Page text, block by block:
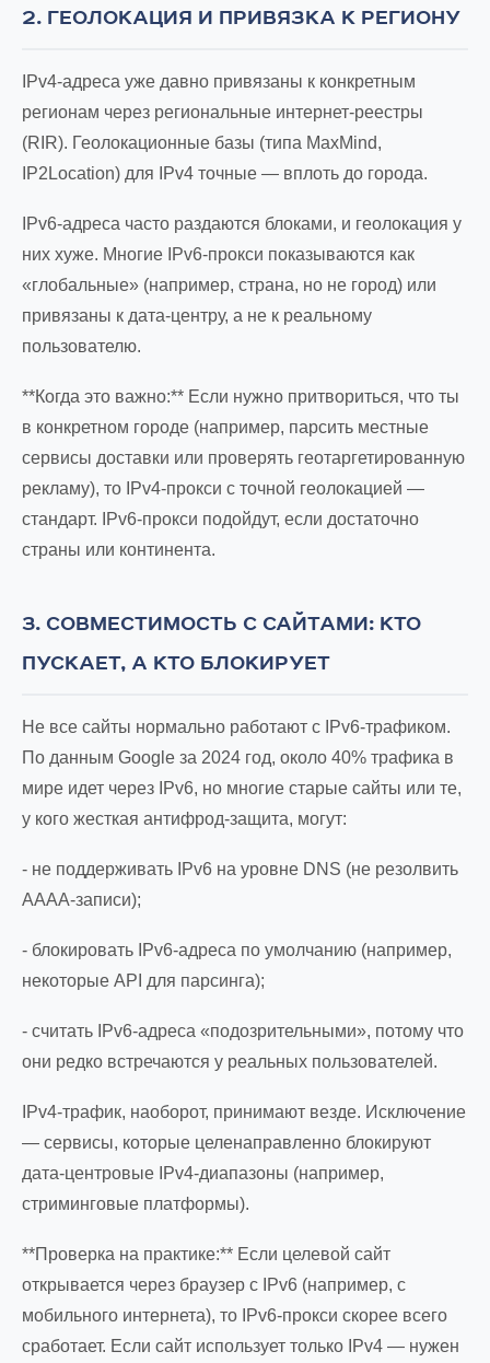
2. ГЕОЛОКАЦИЯ И ПРИВЯЗКА К РЕГИОНУ
IPv4-адреса уже давно привязаны к конкретным
регионам через региональные интернет-реестры
(RIR). Геолокационные базы (типа MaxMind,
IP2Location) для IPv4 точные — вплоть до города.
IPv6-адреса часто раздаются блоками, и геолокация у
них хуже. Многие IPv6-прокси показываются как
«глобальные» (например, страна, но не город) или
привязаны к дата-центру, а не к реальному
пользователю.
**Когда это важно:** Если нужно притвориться, что ты
в конкретном городе (например, парсить местные
сервисы доставки или проверять геотаргетированную
рекламу), то IPv4-прокси с точной геолокацией —
стандарт. IPv6-прокси подойдут, если достаточно
страны или континента.
3. СОВМЕСТИМОСТЬ С САЙТАМИ: КТО
ПУСКАЕТ, А КТО БЛОКИРУЕТ
Не все сайты нормально работают с IPv6-трафиком.
По данным Google за 2024 год, около 40% трафика в
мире идет через IPv6, но многие старые сайты или те,
у кого жесткая антифрод-защита, могут:
- не поддерживать IPv6 на уровне DNS (не резолвить
AAAA-записи);
- блокировать IPv6-адреса по умолчанию (например,
некоторые API для парсинга);
- считать IPv6-адреса «подозрительными», потому что
они редко встречаются у реальных пользователей.
IPv4-трафик, наоборот, принимают везде. Исключение
— сервисы, которые целенаправленно блокируют
дата-центровые IPv4-диапазоны (например,
стриминговые платформы).
**Проверка на практике:** Если целевой сайт
открывается через браузер с IPv6 (например, с
мобильного интернета), то IPv6-прокси скорее всего
сработает. Если сайт использует только IPv4 — нужен